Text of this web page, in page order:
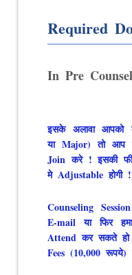
Required
In Pre
इसके अलावा आपको
या Major) तो आप
Join करे ! इसकी
मे Adjustable होगी !
Counseling
E-mail या फिर
Attend कर सकते
Fees (10,000 रूपये)